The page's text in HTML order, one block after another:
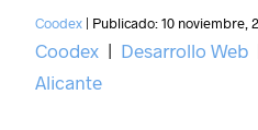
Coodex | Publicado:10 noviembre,
Coodex | Desarrollo Web
Alicante